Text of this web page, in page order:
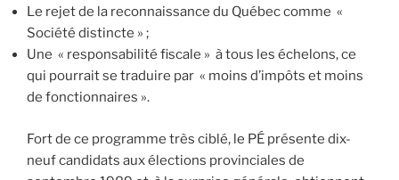
Le rejet de la reconnaissance du Québec comme «
Société distincte » ;
Une « responsabilité fiscale » à tous les échelons, ce
qui pourrait se traduire par « moins d’impôts et moins
de fonctionnaires ».
Fort de ce programme très ciblé, le PÉ présente dix-
neuf candidats aux élections provinciales de